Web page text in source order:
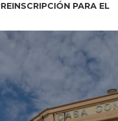
PARA EL